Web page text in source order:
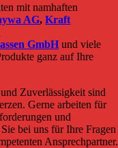
mit namhaften
AG,Kraft
GmbH und viele
ganz auf Ihre
Zuverlässigkeit sind
Gerne arbeiten für
und
bei uns für Ihre Fragen
Ansprechpartner.